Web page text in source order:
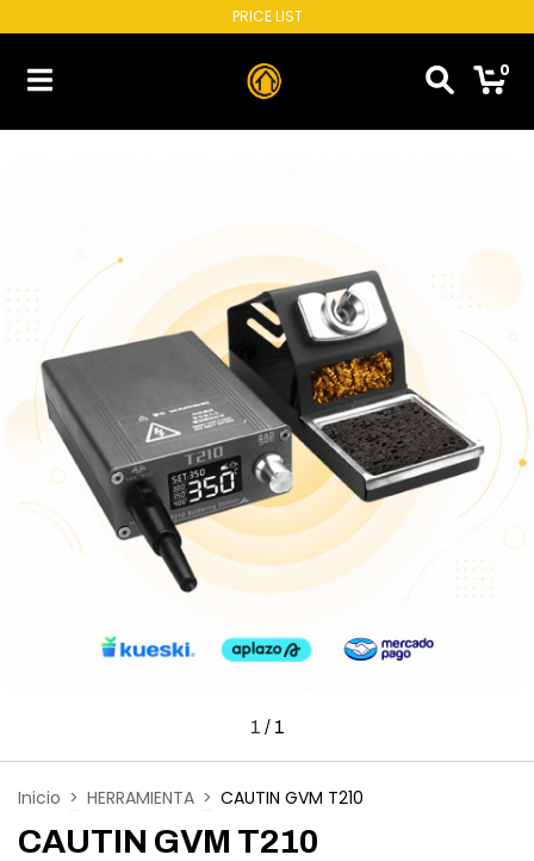
PRICE LIST
0
1 / 1
Inicio > HERRAMIENTA > CAUTIN GVM T210
CAUTIN GVM T210